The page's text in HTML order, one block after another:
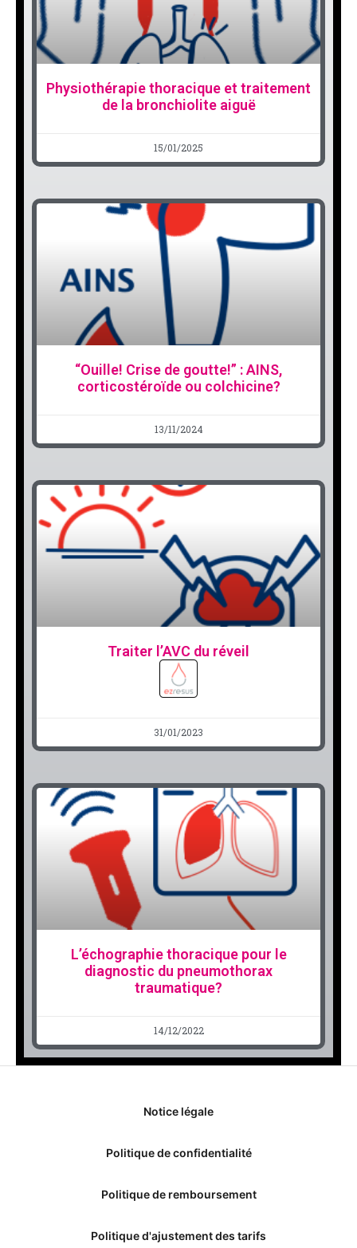
Physiothérapie thoracique et traitement
de la bronchiolite aiguë
15/01/2025
“Ouille! Crise de goutte!” : AINS,
corticostéroïde ou colchicine?
13/11/2024
Traiter l’AVC du réveil
31/01/2023
L’échographie thoracique pour le
diagnostic du pneumothorax
traumatique?
14/12/2022
Notice légale
Politique de confidentialité
Politique de remboursement
Politique d'ajustement des tarifs